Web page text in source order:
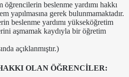
beslenme yardımı hakkı
yapılmasına gerek bulunmamaktadır.
beslenme yardımı yükseköğretim
aşmamak kaydıyla bir öğretim
açıklanmıştır.)
OLAN ÖĞRENCİLER: